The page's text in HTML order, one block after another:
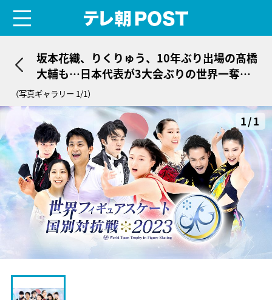
坂本花織、りくりゅう、10年ぶり出場の髙橋
大輔も…日本代表が3大会ぶりの世界一奪還
へ＜国別対抗戦・見どころ＞
（写真ギャラリー 1/1）
1/1